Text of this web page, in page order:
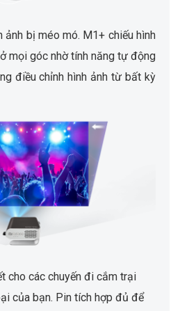
ảnh bị méo mó. M1+ chiếu hình
mọi góc nhờ tính năng tự động
điều chỉnh hình ảnh từ bất kỳ
cho các chuyến đi cắm trại
của bạn. Pin tích hợp đủ để